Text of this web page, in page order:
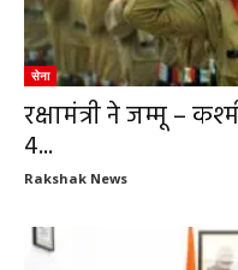
सेना
रक्षामंत्री ने जम्मू –
4...
Rakshak News